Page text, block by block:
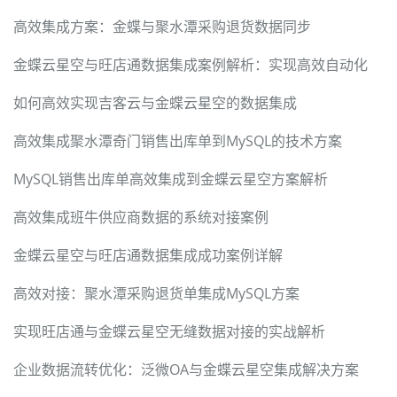
高效集成方案：金蝶与聚水潭采购退货数据同步
金蝶云星空与旺店通数据集成案例解析：实现高效自动化
如何高效实现吉客云与金蝶云星空的数据集成
高效集成聚水潭奇门销售出库单到MySQL的技术方案
MySQL销售出库单高效集成到金蝶云星空方案解析
高效集成班牛供应商数据的系统对接案例
金蝶云星空与旺店通数据集成成功案例详解
高效对接：聚水潭采购退货单集成MySQL方案
实现旺店通与金蝶云星空无缝数据对接的实战解析
企业数据流转优化：泛微OA与金蝶云星空集成解决方案